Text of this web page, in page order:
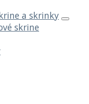
a skrinky
skrine